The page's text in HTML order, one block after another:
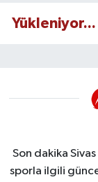
Yükleniyor...
Son dakika
sporla ilgili